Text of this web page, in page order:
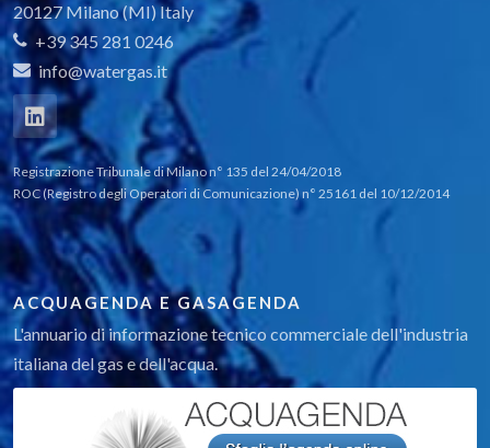
20127 Milano (MI) Italy
+39 345 281 0246
info@watergas.it
Registrazione Tribunale di Milano n° 135 del 24/04/2018
ROC (Registro degli Operatori di Comunicazione) n° 25161 del 10/12/2014
ACQUAGENDA E GASAGENDA
L'annuario di informazione tecnico commerciale dell'industria
italiana del gas e dell'acqua.